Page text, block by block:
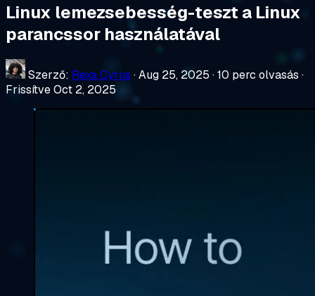
Linux lemezsebesség-teszt a Linux
parancssor használatával
Szerző: Rexa Cyrus ·Aug 25, 2025 ·10 perc olvasás ·
Frissítve Oct 2, 2025